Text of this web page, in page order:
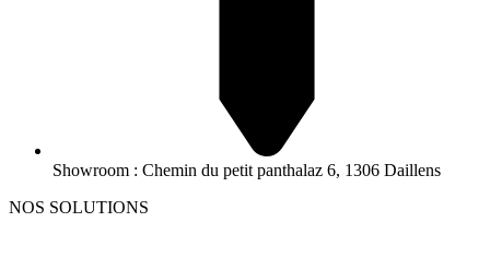
Showroom : Chemin du petit panthalaz 6, 1306 Daillens
NOS SOLUTIONS